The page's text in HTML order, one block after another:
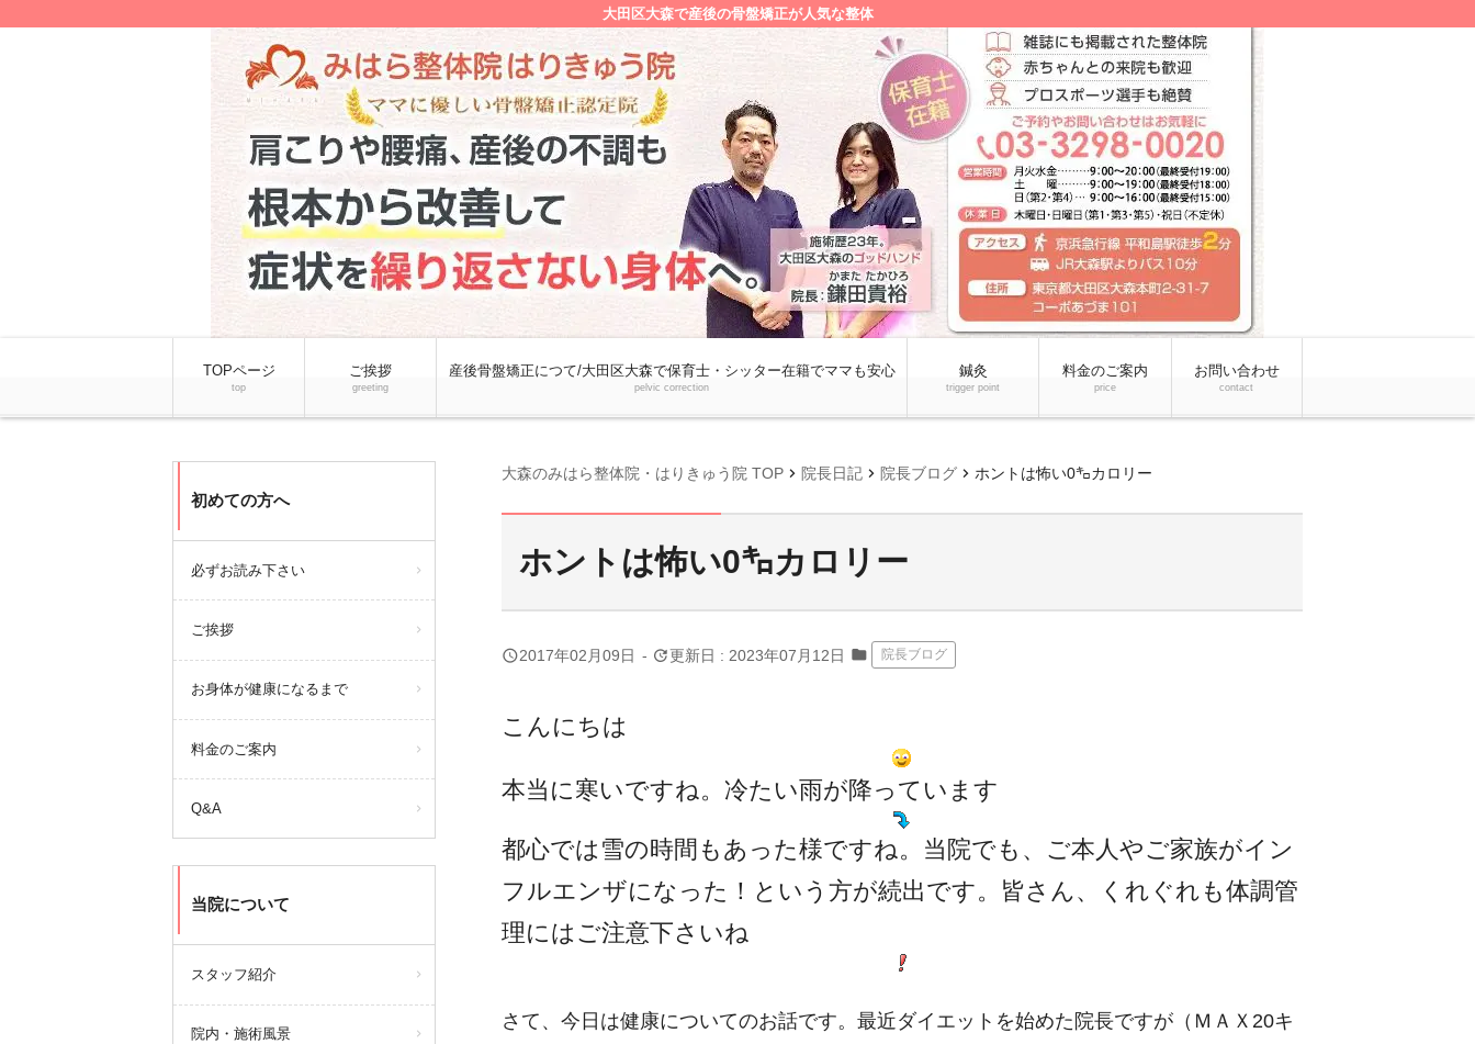
大田区大森で産後の骨盤矯正が人気な整体
TOPページ
top
ご挨拶
greeting
産後骨盤矯正につて/大田区大森で保育士・シッター在籍でママも安心
pelvic correction
鍼灸
trigger point
料金のご案内
price
お問い合わせ
contact
大森のみはら整体院・はりきゅう院 TOP chevron_right 院長日記 chevron_right 院長ブログ chevron_right ホントは怖い0㌔カロリー
ホントは怖い0㌔カロリー
query_builder2017年02月09日 - update更新日 : 2023年07月12日 folder 院長ブログ
こんにちは
本当に寒いですね。冷たい雨が降っています
都心では雪の時間もあった様ですね。当院でも、ご本人やご家族がイン
フルエンザになった！という方が続出です。皆さん、くれぐれも体調管
理にはご注意下さいね
さて、今日は健康についてのお話です。最近ダイエットを始めた院長ですが（ＭＡＸ20キ
初めての方へ
必ずお読み下さい
ご挨拶
お身体が健康になるまで
料金のご案内
Q&A
当院について
スタッフ紹介
院内・施術風景